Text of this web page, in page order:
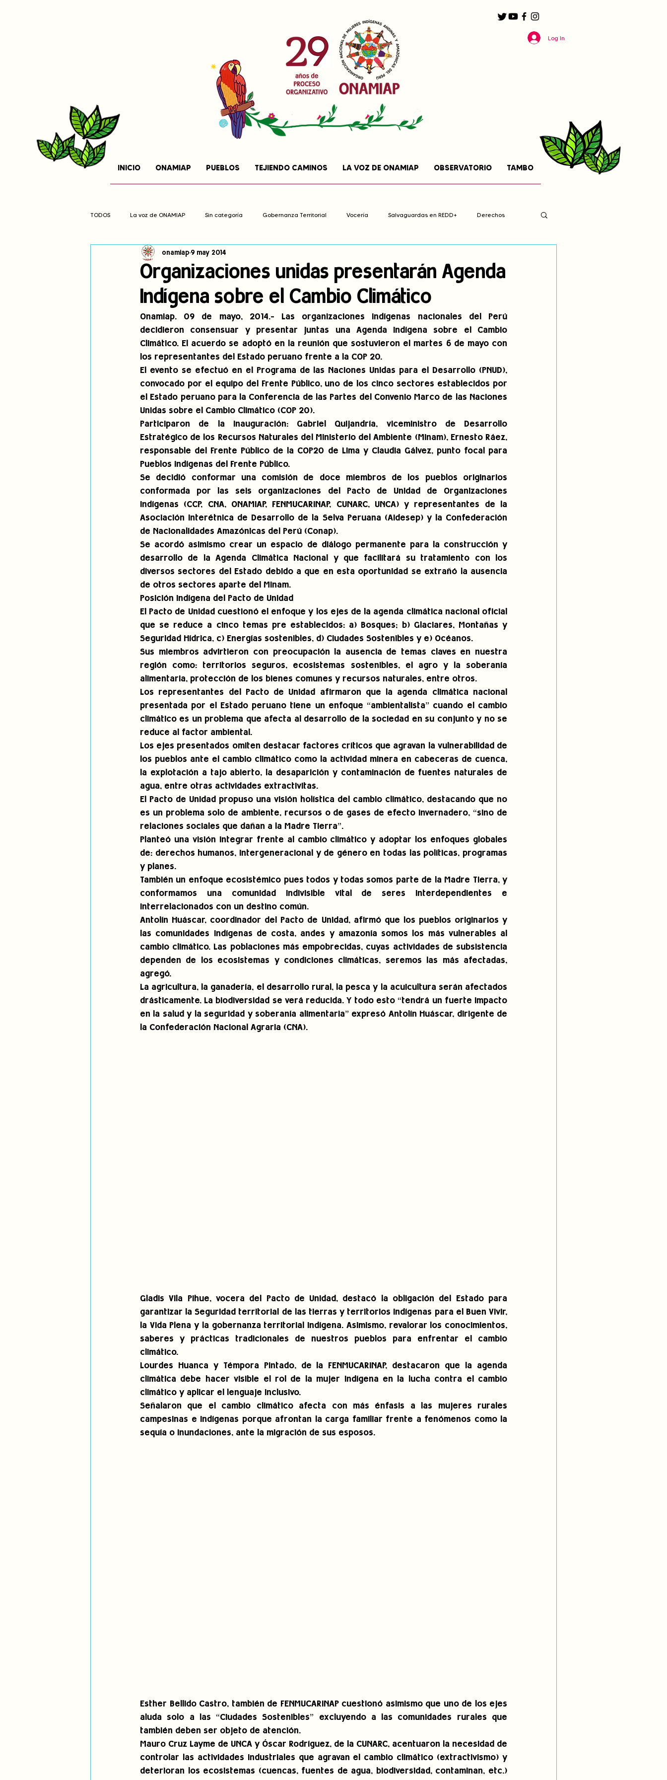
INICIO ONAMIAP PUEBLOS TEJIENDO CAMINOS LA VOZ DE ONAMIAP OBSERVATORIO TAMBO
Log In
TODOS La voz de ONAMIAP Sin categoría Gobernanza Territorial Vocería Salvaguardas en REDD+ Derechos
Cambio climático Navegador indígena
Pronunciamientos Observatorio de consulta previa Mujeres indígenas Territorios indígenas
jóvenes indígenas Incidencias incidencia PNPI Nuestras Raíces Cuentan
Organizaciones unidas presentarán Agenda
Indígena sobre el Cambio Climático
onamiap 9 may 2014
Onamiap. 09 de mayo, 2014.- Las organizaciones indígenas nacionales del Perú
decidieron consensuar y presentar juntas una Agenda Indígena sobre el Cambio
Climático. El acuerdo se adoptó en la reunión que sostuvieron el martes 6 de mayo con
los representantes del Estado peruano frente a la COP 20.
El evento se efectuó en el Programa de las Naciones Unidas para el Desarrollo (PNUD),
convocado por el equipo del Frente Público, uno de los cinco sectores establecidos por
el Estado peruano para la Conferencia de las Partes del Convenio Marco de las Naciones
Unidas sobre el Cambio Climático (COP 20).
Participaron de la inauguración: Gabriel Quijandría, viceministro de Desarrollo
Estratégico de los Recursos Naturales del Ministerio del Ambiente (Minam), Ernesto Ráez,
responsable del Frente Público de la COP20 de Lima y Claudia Gálvez, punto focal para
Pueblos Indígenas del Frente Público.
Se decidió conformar una comisión de doce miembros de los pueblos originarios
conformada por las seis organizaciones del Pacto de Unidad de Organizaciones
Indígenas (CCP, CNA, ONAMIAP, FENMUCARINAP, CUNARC, UNCA) y representantes de la
Asociación Interétnica de Desarrollo de la Selva Peruana (Aidesep) y la Confederación
de Nacionalidades Amazónicas del Perú (Conap).
Se acordó asimismo crear un espacio de diálogo permanente para la construcción y
desarrollo de la Agenda Climática Nacional y que facilitará su tratamiento con los
diversos sectores del Estado debido a que en esta oportunidad se extrañó la ausencia
de otros sectores aparte del Minam.
Posición indígena del Pacto de Unidad
El Pacto de Unidad cuestionó el enfoque y los ejes de la agenda climática nacional oficial
que se reduce a cinco temas pre establecidos: a) Bosques; b) Glaciares, Montañas y
Seguridad Hídrica, c) Energías sostenibles, d) Ciudades Sostenibles y e) Océanos.
Sus miembros advirtieron con preocupación la ausencia de temas claves en nuestra
región como: territorios seguros, ecosistemas sostenibles, el agro y la soberanía
alimentaria, protección de los bienes comunes y recursos naturales, entre otros.
Los representantes del Pacto de Unidad afirmaron que la agenda climática nacional
presentada por el Estado peruano tiene un enfoque “ambientalista” cuando el cambio
climático es un problema que afecta al desarrollo de la sociedad en su conjunto y no se
reduce al factor ambiental.
Los ejes presentados omiten destacar factores críticos que agravan la vulnerabilidad de
los pueblos ante el cambio climático como la actividad minera en cabeceras de cuenca,
la explotación a tajo abierto, la desaparición y contaminación de fuentes naturales de
agua, entre otras actividades extractivitas.
El Pacto de Unidad propuso una visión holística del cambio climático, destacando que no
es un problema solo de ambiente, recursos o de gases de efecto invernadero, “sino de
relaciones sociales que dañan a la Madre Tierra”.
Planteó una visión integrar frente al cambio climático y adoptar los enfoques globales
de: derechos humanos, intergeneracional y de género en todas las políticas, programas
y planes.
También un enfoque ecosistémico pues todos y todas somos parte de la Madre Tierra, y
conformamos una comunidad indivisible vital de seres interdependientes e
interrelacionados con un destino común.
Antolín Huáscar, coordinador del Pacto de Unidad, afirmó que los pueblos originarios y
las comunidades indígenas de costa, andes y amazonía somos los más vulnerables al
cambio climático. Las poblaciones más empobrecidas, cuyas actividades de subsistencia
dependen de los ecosistemas y condiciones climáticas, seremos las más afectadas,
agregó.
La agricultura, la ganadería, el desarrollo rural, la pesca y la acuicultura serán afectados
drásticamente. La biodiversidad se verá reducida. Y todo esto “tendrá un fuerte impacto
en la salud y la seguridad y soberanía alimentaria” expresó Antolín Huáscar, dirigente de
la Confederación Nacional Agraria (CNA).
Gladis Vila Pihue, vocera del Pacto de Unidad, destacó la obligación del Estado para
garantizar la Seguridad territorial de las tierras y territorios indígenas para el Buen Vivir,
la Vida Plena y la gobernanza territorial indígena. Asimismo, revalorar los conocimientos,
saberes y prácticas tradicionales de nuestros pueblos para enfrentar el cambio
climático.
Lourdes Huanca y Témpora Pintado, de la FENMUCARINAP, destacaron que la agenda
climática debe hacer visible el rol de la mujer indígena en la lucha contra el cambio
climático y aplicar el lenguaje inclusivo.
Señalaron que el cambio climático afecta con más énfasis a las mujeres rurales
campesinas e indígenas porque afrontan la carga familiar frente a fenómenos como la
sequía o inundaciones, ante la migración de sus esposos.
Esther Bellido Castro, también de FENMUCARINAP cuestionó asimismo que uno de los ejes
aluda solo a las “Ciudades Sostenibles” excluyendo a las comunidades rurales que
también deben ser objeto de atención.
Mauro Cruz Layme de UNCA y Óscar Rodríguez, de la CUNARC, acentuaron la necesidad de
controlar las actividades industriales que agravan el cambio climático (extractivismo) y
deterioran los ecosistemas (cuencas, fuentes de agua, biodiversidad, contaminan, etc.)